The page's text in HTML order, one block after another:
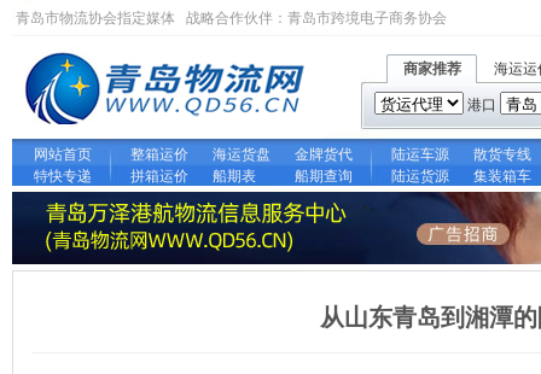
青岛市物流协会指定媒体 战略合作伙伴： 青岛市跨境电子商务协会
商家推荐 海运运
港口
网站首页 整箱运价 海运货盘 金牌货代 陆运车源
散货专线
特快专递
拼箱运价 船期表 船期查询 陆运货源 集装箱车
从山东青岛到湘潭